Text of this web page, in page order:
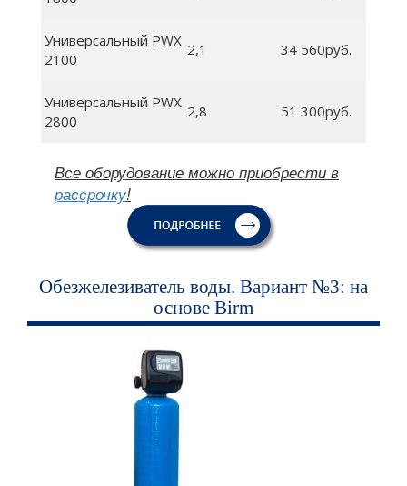
Универсальный PWX
2100
2,1 34 560руб.
Универсальный PWX
2800
2,8 51 300руб.
Все оборудование можно приобрести в
рассрочку!
Обезжелезиватель воды. Вариант №3: на
основе Birm